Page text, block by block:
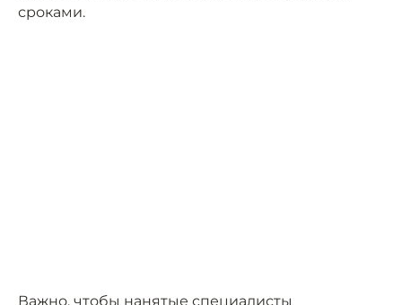
сроками.
Важно, чтобы нанятые специалисты